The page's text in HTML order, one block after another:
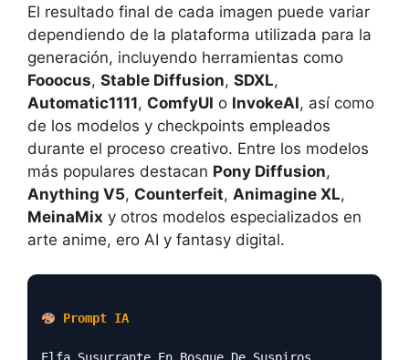
El resultado final de cada imagen puede variar
dependiendo de la plataforma utilizada para la
generación, incluyendo herramientas como
Fooocus, Stable Diffusion, SDXL,
Automatic1111, ComfyUI o InvokeAI, así como
de los modelos y checkpoints empleados
durante el proceso creativo. Entre los modelos
más populares destacan Pony Diffusion,
Anything V5, Counterfeit, Animagine XL,
MeinaMix y otros modelos especializados en
arte anime, ero AI y fantasy digital.
Prompt IA